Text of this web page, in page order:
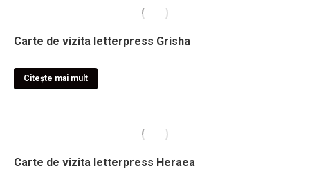
Carte de vizita letterpress Grisha
Citește mai mult
Carte de vizita letterpress Heraea